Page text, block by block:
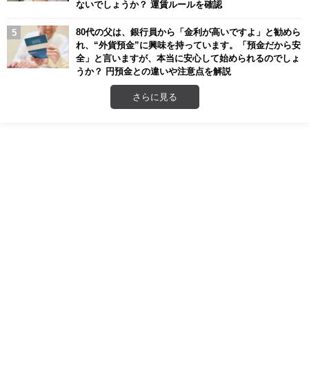
ないでしょうか？ 運賃ルールを確認
80代の父は、銀行員から「金利が高いですよ」と勧めら
れ、“外貨預金”に興味を持っています。「預金だから安
全」と言いますが、本当に安心して始められるのでしょ
うか？ 円預金との違いや注意点を解説
さらに見る